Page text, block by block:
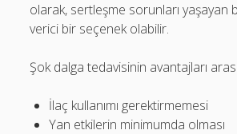
olarak, sertleşme sorunları yaşayan
verici bir seçenek olabilir.
Şok dalga tedavisinin avantajları
İlaç kullanımı gerektirmemesi
Yan etkilerin minimumda olması